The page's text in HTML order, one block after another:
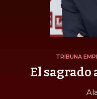
TRIBUNA
El